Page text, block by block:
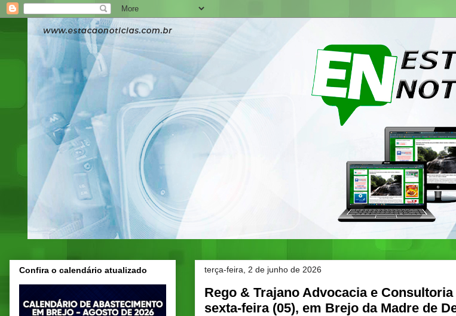
terça-feira, 2 de junho de 2026
Rego & Trajano Advocacia e
sexta-feira (05), em Brejo da Madre de
Confira o calendário atualizado